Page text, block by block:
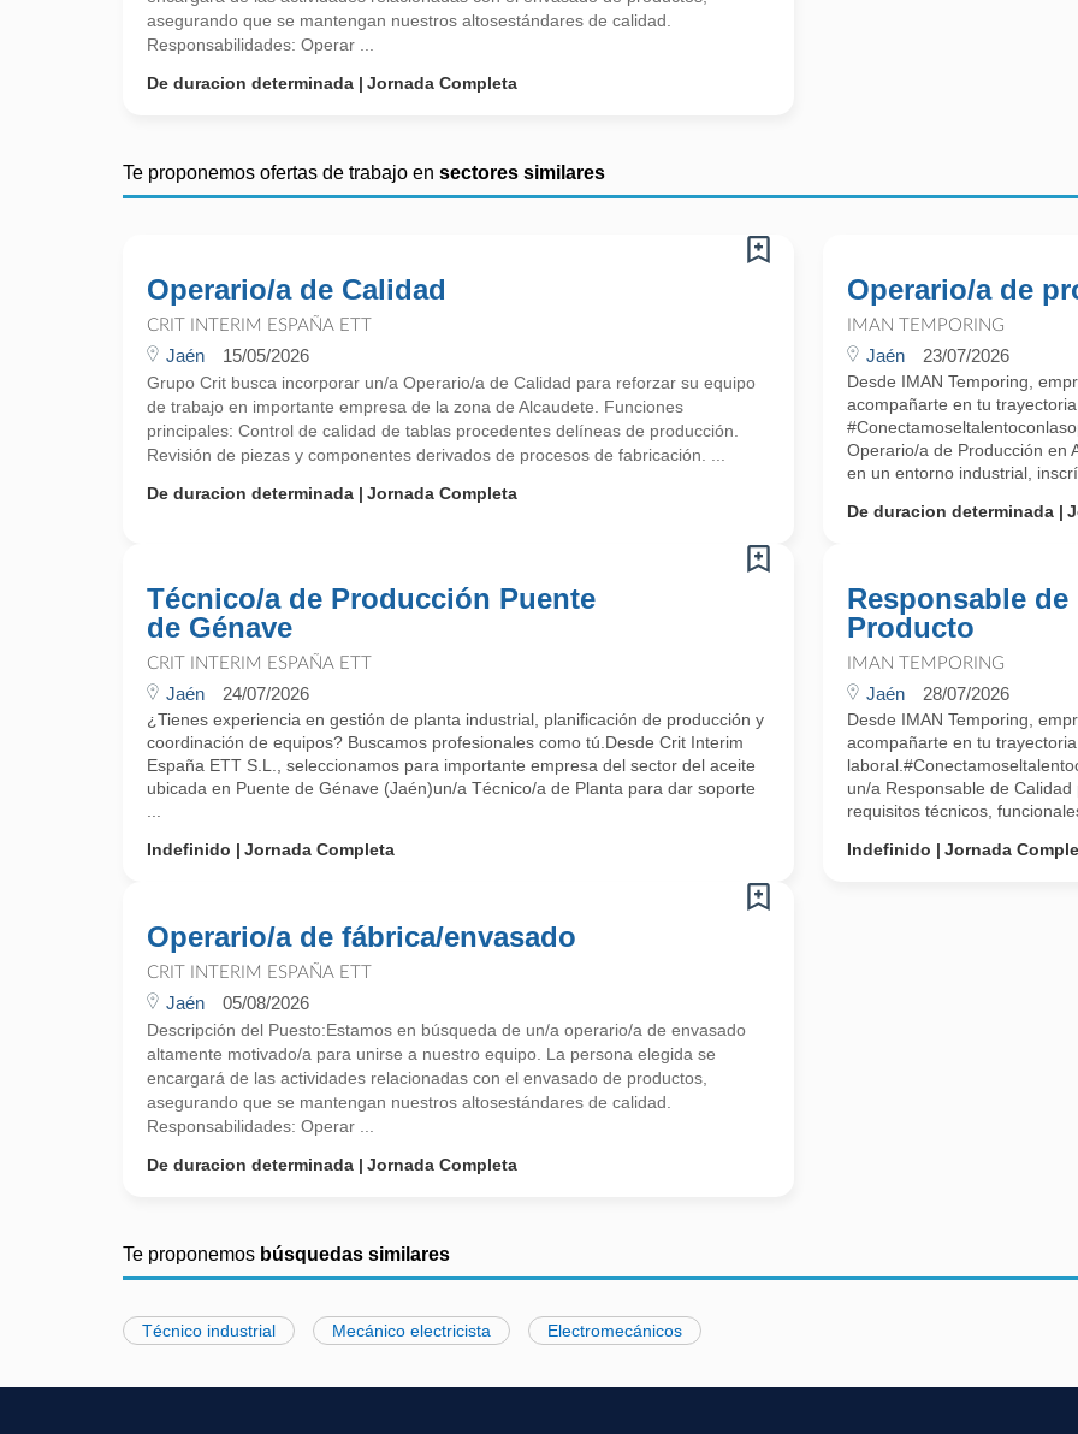
asegurando que se mantengan nuestros altosestándares de calidad.
Responsabilidades: Operar ...
De duracion determinada
Jornada Completa
Te proponemos ofertas de trabajo en sectores similares
Operario/a de Calidad
CRIT INTERIM ESPAÑA ETT
Jaén 15/05/2026
Grupo Crit busca incorporar un/a Operario/a de Calidad para reforzar su equipo
de trabajo en importante empresa de la zona de Alcaudete. Funciones
principales: Control de calidad de tablas procedentes delíneas de producción.
Revisión de piezas y componentes derivados de procesos de fabricación. ...
De duracion determinada
Jornada Completa
Operario/a de
IMAN TEMPORING
Jaén 23/07/2026
Desde IMAN Temporing,
acompañarte en tu trayectoria
Operario/a de Producción en
en un entorno industrial,
De duracion determinada
Técnico/a de Producción Puente
de Génave
CRIT INTERIM ESPAÑA ETT
Jaén 24/07/2026
¿Tienes experiencia en gestión de planta industrial, planificación de producción y
coordinación de equipos? Buscamos profesionales como tú.Desde Crit Interim
España ETT S.L., seleccionamos para importante empresa del sector del aceite
ubicada en Puente de Génave (Jaén)un/a Técnico/a de Planta para dar soporte
Indefinido
Jornada Completa
Responsable
Producto
IMAN TEMPORING
Jaén 28/07/2026
Desde IMAN Temporing,
acompañarte en tu trayectoria
un/a Responsable de
requisitos técnicos,
Indefinido
Jornada
Operario/a de fábrica/envasado
CRIT INTERIM ESPAÑA ETT
Jaén 05/08/2026
Descripción del Puesto:Estamos en búsqueda de un/a operario/a de envasado
altamente motivado/a para unirse a nuestro equipo. La persona elegida se
encargará de las actividades relacionadas con el envasado de productos,
asegurando que se mantengan nuestros altosestándares de calidad.
Responsabilidades: Operar ...
De duracion determinada
Jornada Completa
Te proponemos búsquedas similares
Técnico industrial Mecánico electricista Electromecánicos